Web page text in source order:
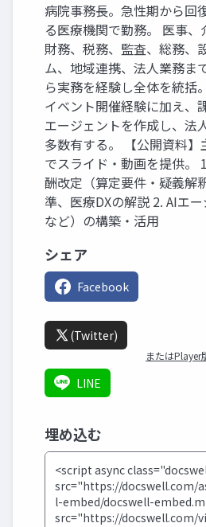
病院事務長。急性期から回
る医療機関で勤務。 医事、
財務、税務、監査、総務、
ム、地域連携、法人業務ま
ら実務を経験し全体を統括
イベント開催経験に加え、
エージェントを作成し、法
多数有する。 【公開資料
でスライド・動画を提供。
酬改定（算定要件・疑義解
準、医療DXの解説 2. AIエ
など）の構築・活用
シェア
Facebook
(Twitter)
またはPlayer
LINE
埋め込む